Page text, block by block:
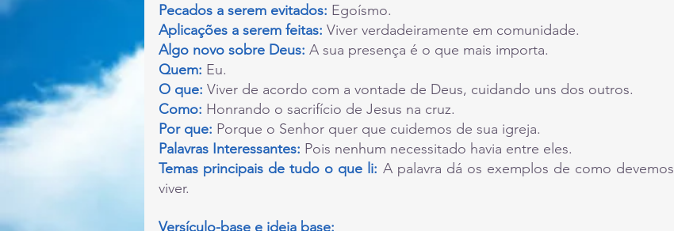
Pecados a serem evitados: Egoísmo.
Aplicações a serem feitas: Viver verdadeiramente em comunidade.
Algo novo sobre Deus: A sua presença é o que mais importa.
Quem: Eu.
O que: Viver de acordo com a vontade de Deus, cuidando uns dos outros.
Como: Honrando o sacrifício de Jesus na cruz.
Por que: Porque o Senhor quer que cuidemos de sua igreja.
Palavras Interessantes: Pois nenhum necessitado havia entre eles.
Temas principais de tudo o que li: A palavra dá os exemplos de como devemos
viver.
Versículo-base e ideia base: